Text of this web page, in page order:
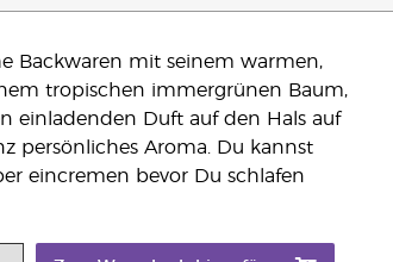
Backwaren mit seinem warmen,
tropischen immergrünen Baum,
einladenden Duft auf den Hals auf
persönliches Aroma. Du kannst
eincremen bevor Du schlafen